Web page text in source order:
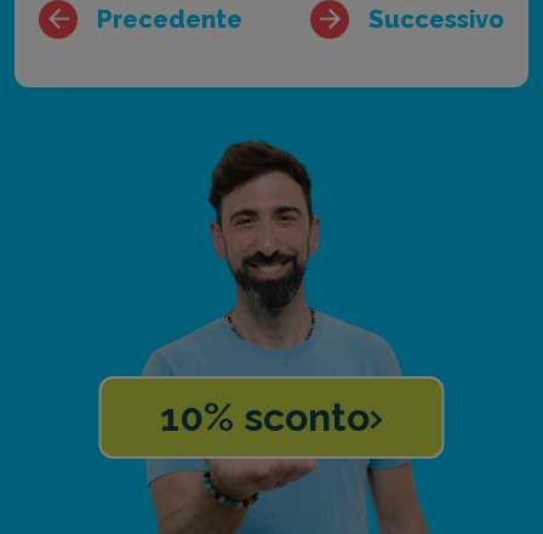
Precedente Successivo
10% sconto